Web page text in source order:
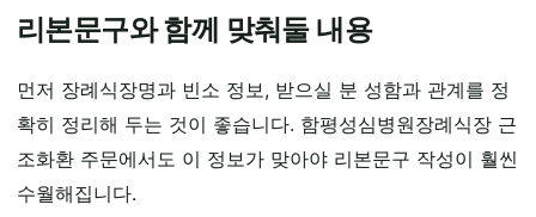
리본문구와 함께 맞춰둘 내용
먼저 장례식장명과 빈소 정보, 받으실 분 성함과 관계를 정
확히 정리해 두는 것이 좋습니다. 함평성심병원장례식장 근
조화환 주문에서도 이 정보가 맞아야 리본문구 작성이 훨씬
수월해집니다.